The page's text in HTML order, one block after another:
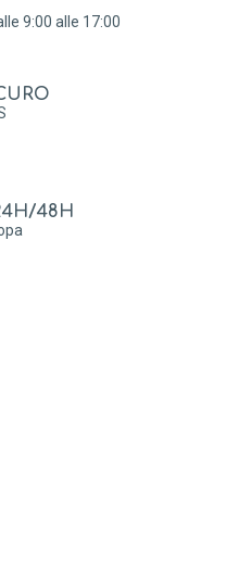
9:00 alle 17:00
48H